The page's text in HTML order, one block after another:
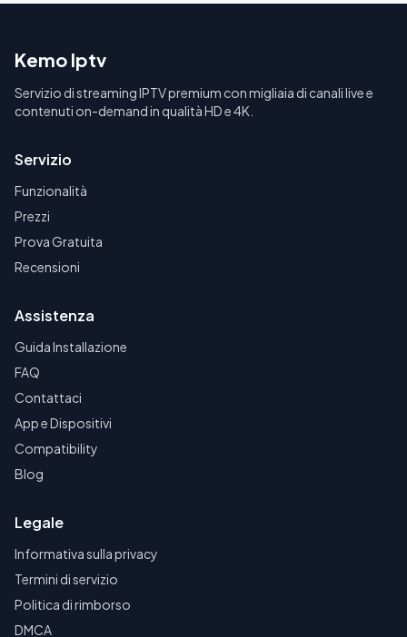
Kemo Iptv
Servizio di streaming IPTV premium con migliaia di canali live e
contenuti on-demand in qualità HD e 4K.
Servizio
Funzionalità
Prezzi
Prova Gratuita
Recensioni
Assistenza
Guida Installazione
FAQ
Contattaci
App e Dispositivi
Compatibility
Blog
Legale
Informativa sulla privacy
Termini di servizio
Politica di rimborso
DMCA